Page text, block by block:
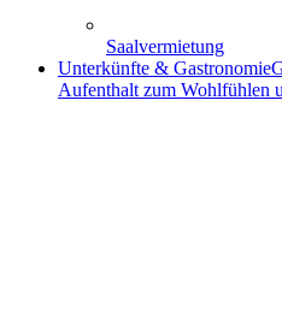
Saalvermietung
Unterkünfte & Gastronomie
Aufenthalt zum Wohlfühlen